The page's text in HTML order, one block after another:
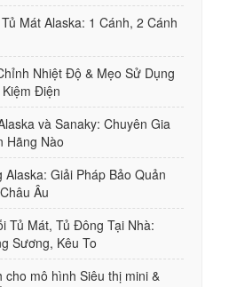
Mát Alaska: 1 Cánh, 2 Cánh
Nhiệt Độ & Mẹo Sử Dụng
Điện
và Sanaky: Chuyên Gia
Hãng Nào
Giải Pháp Bảo Quản
Âu
Tủ Mát, Tủ Đông Tại Nhà:
Sương, Kêu To
mô hình Siêu thị mini &